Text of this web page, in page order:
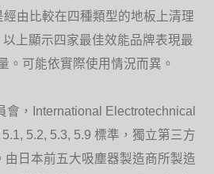
由比較在四種類型的地板上清理
上顯示四家最佳效能品牌表現最
。可能依實際使用情況而異。
會，International Electrotechnical
5.2, 5.3, 5.9 標準，獨立第三方
由日本前五大吸塵器製造商所製造